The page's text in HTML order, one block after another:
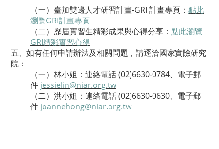
（一）臺加雙邊人才研習計畫-GRI 計畫專頁： 點此
瀏覽GRI計畫專頁
（二）歷屆實習生精彩成果與心得分享： 點此瀏覽
GRI精彩實習心得
五、如有任何申請辦法及相關問題，請逕洽國家實險研究
院：
（一）林小姐：連絡電話 (02)6630-0784、電子郵
件 jessielin@niar.org.tw
（二）洪小姐：連絡電話 (02)6630-0630、電子郵
件 joannehong@niar.org.tw